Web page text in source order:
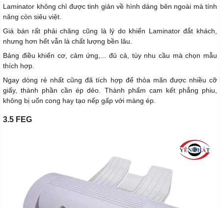
Laminator không chỉ được tinh giản về hình dáng bên ngoài mà tính
năng còn siêu việt.
Giá bán rất phải chăng cũng là lý do khiến Laminator đắt khách,
nhưng hơn hết vẫn là chất lượng bền lâu.
Bảng điều khiển cơ, cảm ứng,... đủ cả, tùy nhu cầu mà chọn mẫu
thích hợp.
Ngay dòng rẻ nhất cũng đã tích hợp để thỏa mãn được nhiều cỡ
giấy, thành phần cần ép dẻo. Thành phẩm cam kết phẳng phiu,
không bị uốn cong hay tạo nếp gấp với màng ép.
3.5 FEG